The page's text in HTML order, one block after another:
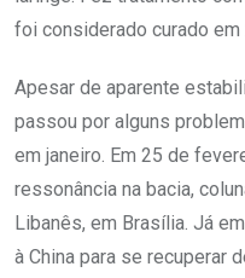
foi considerado curado em
Apesar de aparente
passou por alguns
em janeiro. Em 25 de
ressonância na bacia,
Libanês, em Brasília. Já
à China para se recuperar